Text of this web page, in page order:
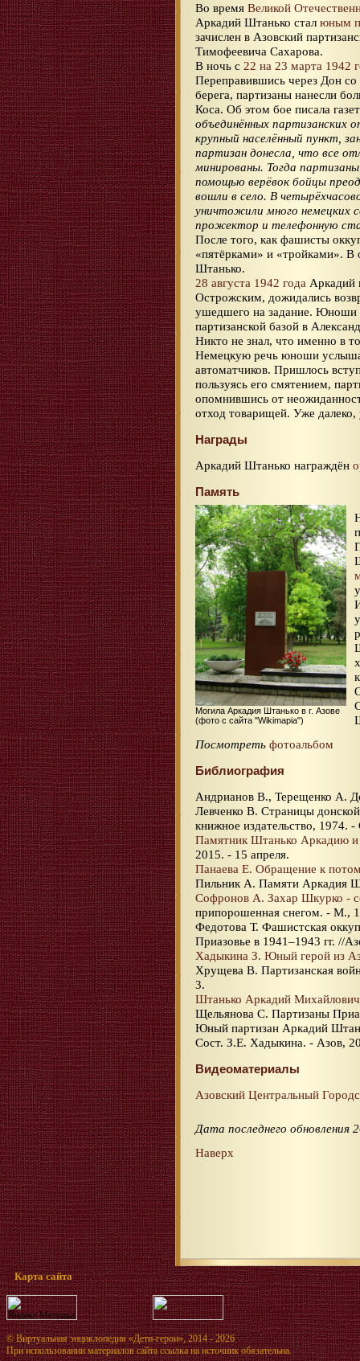
Во время Великой
Аркадий Штанько стал юным
зачислен в Азовский
Тимофеевича Сахарова.
В ночь с 22 на 23 марта 1942
Переправившись через Дон
берега, партизаны нанесли
Коса. Об этом бое писала
объединённых партизанских
крупный населённый пункт,
партизан донесла, что все
минированы. Тогда
помощью верёвок бойцы
вошли в село. В
уничтожили много немецких
прожектор и телефонную
После того, как фашисты
«пятёрками» и «тройками». В
Штанько.
28 августа 1942 года Аркадий
Острожским, дожидались
ушедшего на задание. Юноши
партизанской базой в
Никто не знал, что именно в
Немецкую речь юноши
автоматчиков. Пришлось
пользуясь его смятением,
опомнившись от
отход товарищей. Уже
Награды
Аркадий Штанько награждён
Память
Могила Аркадия Штанько в г. Азове
(фото с сайта "Wikimapia")
Посмотреть фотоальбом
Библиография
Андрианов В., Терещенко А.
Левченко В. Страницы
книжное издательство, 1974.
Памятник Штанько Аркадию и
2015. - 15 апреля.
Панаева Е. Обращение к
Пильник А. Памяти Аркадия
Софронов А. Захар Шкурко -
припорошенная снегом. - М.,
Федотова Т. Фашистская
Приазовье в 1941–1943 гг. //
Хадыкина З. Юный герой из
Хрущева В. Партизанская
3.
Штанько Аркадий Михайлович
Щельянова С. Партизаны
Юный партизан Аркадий
Сост. З.Е. Хадыкина. - Азов,
Видеоматериалы
Азовский Центральный
Дата последнего обновления
Наверх
Карта сайта
©Виртуальная энциклопедия «Дети-герои», 2014 - 2026
При использовании материалов сайта ссылка на источник обязательна.